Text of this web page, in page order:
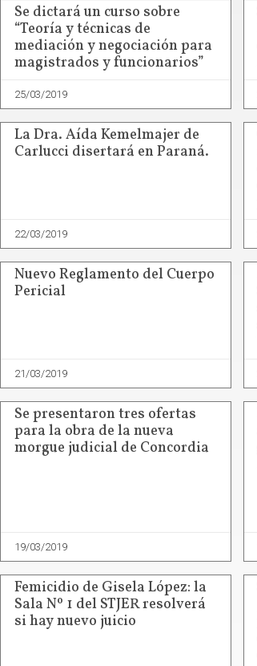
Se dictará un curso sobre
“Teoría y técnicas de
mediación y negociación para
magistrados y funcionarios”
25/03/2019
La Dra. Aída Kemelmajer de
Carlucci disertará en Paraná.
22/03/2019
Nuevo Reglamento del Cuerpo
Pericial
21/03/2019
Se presentaron tres ofertas
para la obra de la nueva
morgue judicial de Concordia
19/03/2019
Femicidio de Gisela López: la
Sala Nº 1 del STJER resolverá
si hay nuevo juicio